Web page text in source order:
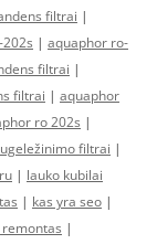
filtrai |
| aquaphor ro-
filtrai |
filtrai | aquaphor
ro 202s |
filtrai |
| lauko kubilai
| kas yra seo |
|